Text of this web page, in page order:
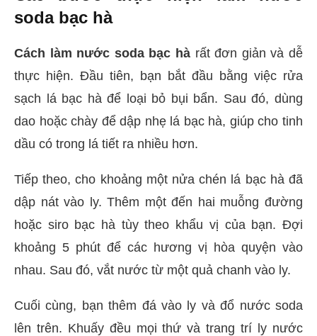
soda bạc hà
Cách làm nước soda bạc hà rất đơn giản và dễ
thực hiện. Đầu tiên, bạn bắt đầu bằng việc rửa
sạch lá bạc hà để loại bỏ bụi bẩn. Sau đó, dùng
dao hoặc chày để dập nhẹ lá bạc hà, giúp cho tinh
dầu có trong lá tiết ra nhiều hơn.
Tiếp theo, cho khoảng một nửa chén lá bạc hà đã
dập nát vào ly. Thêm một đến hai muỗng đường
hoặc siro bạc hà tùy theo khẩu vị của bạn. Đợi
khoảng 5 phút để các hương vị hòa quyện vào
nhau. Sau đó, vắt nước từ một quả chanh vào ly.
Cuối cùng, bạn thêm đá vào ly và đổ nước soda
lên trên. Khuấy đều mọi thứ và trang trí ly nước